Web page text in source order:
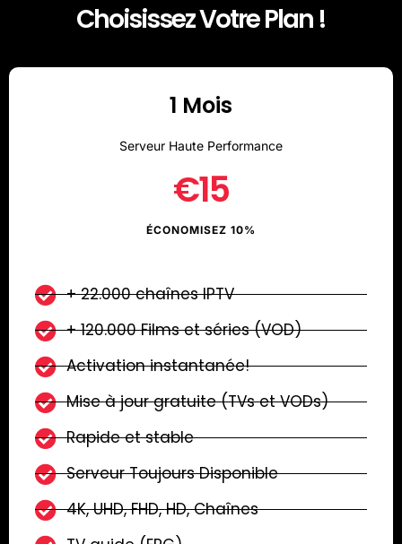
Choisissez Votre Plan !
1 Mois
Serveur Haute Performance
€15
ÉCONOMISEZ 10%
+ 22.000 chaînes IPTV
+ 120.000 Films et séries (VOD)
Activation instantanée!
Mise à jour gratuite (TVs et VODs)
Rapide et stable
Serveur Toujours Disponible
4K, UHD, FHD, HD, Chaînes